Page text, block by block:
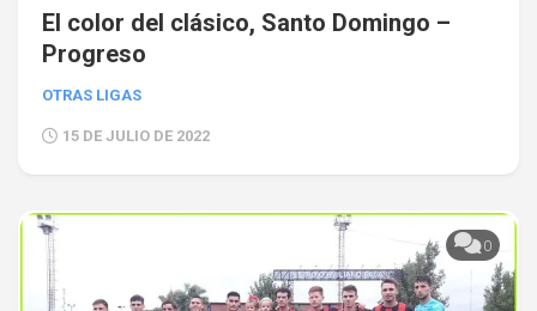
El color del clásico, Santo Domingo –
Progreso
OTRAS LIGAS
15 DE JULIO DE 2022
0